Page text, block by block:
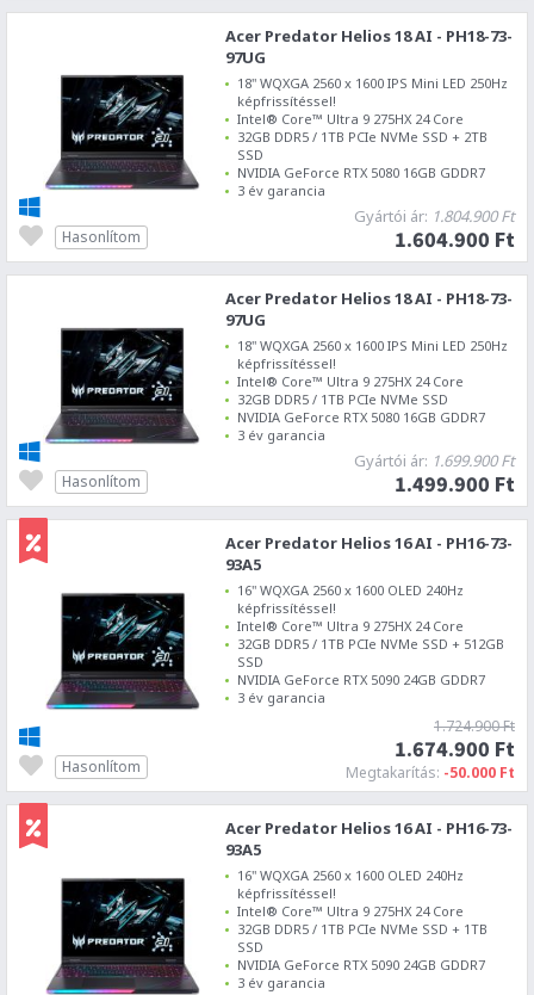
Acer Predator Helios 18 AI - PH18-73-
97UG
18" WQXGA 2560 x 1600 IPS Mini LED 250Hz
képfrissítéssel!
Intel® Core™ Ultra 9 275HX 24 Core
32GB DDR5 / 1TB PCIe NVMe SSD + 2TB
SSD
NVIDIA GeForce RTX 5080 16GB GDDR7
3 év garancia
Gyártói ár: 1.804.900 Ft
1.604.900 Ft
Hasonlítom
Acer Predator Helios 18 AI - PH18-73-
97UG
18" WQXGA 2560 x 1600 IPS Mini LED 250Hz
képfrissítéssel!
Intel® Core™ Ultra 9 275HX 24 Core
32GB DDR5 / 1TB PCIe NVMe SSD
NVIDIA GeForce RTX 5080 16GB GDDR7
3 év garancia
Gyártói ár: 1.699.900 Ft
1.499.900 Ft
Hasonlítom
Acer Predator Helios 16 AI - PH16-73-
93A5
16" WQXGA 2560 x 1600 OLED 240Hz
képfrissítéssel!
Intel® Core™ Ultra 9 275HX 24 Core
32GB DDR5 / 1TB PCIe NVMe SSD + 512GB
SSD
NVIDIA GeForce RTX 5090 24GB GDDR7
3 év garancia
1.724.900 Ft
1.674.900 Ft
Megtakarítás: -50.000 Ft
Hasonlítom
Acer Predator Helios 16 AI - PH16-73-
93A5
16" WQXGA 2560 x 1600 OLED 240Hz
képfrissítéssel!
Intel® Core™ Ultra 9 275HX 24 Core
32GB DDR5 / 1TB PCIe NVMe SSD + 1TB
SSD
NVIDIA GeForce RTX 5090 24GB GDDR7
3 év garancia